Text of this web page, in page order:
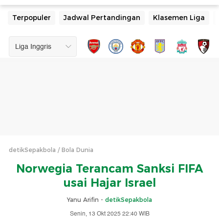
Terpopuler Jadwal Pertandingan Klasemen Liga
detikSepakbola Bola Dunia
Norwegia Terancam Sanksi FIFA
usai Hajar Israel
Yanu Arifin - detikSepakbola
Senin, 13 Okt 2025 22:40 WIB